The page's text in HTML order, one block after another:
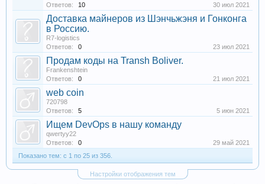
Ответов:
10 30 июл 2021
Доставка майнеров из Шэнчьжэня и Гонконга
в Россию.
R7-logistics
Ответов:
0 23 июл 2021
Продам коды на Transh Boliver.
Frankenshtein
Ответов:
0 21 июл 2021
web coin
720798
Ответов:
5 5 июн 2021
Ищем DevOps в нашу команду
qwertyy22
Ответов:
0
29 май 2021
Показано тем: с 1 по 25 из 356.
Настройки отображения тем